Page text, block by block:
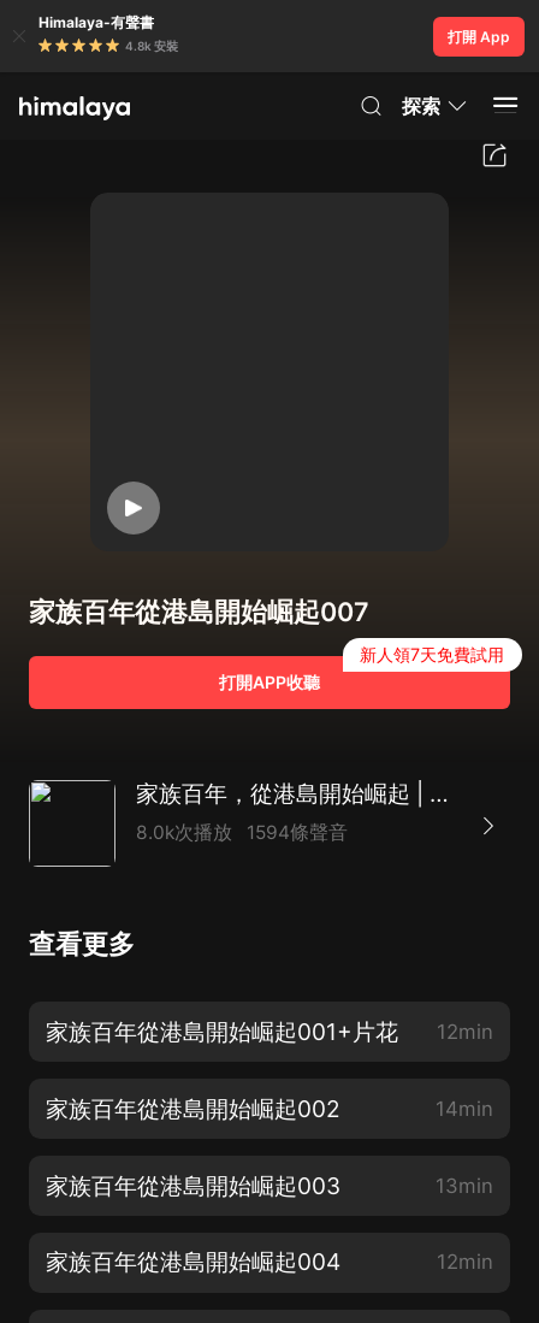
Himalaya-有聲書
4.8k 安裝
打開 App
探索
家族百年從港島開始崛起007
打開APP收聽
新人領7天免費試用
家族百年，從港島開始崛起 | 熱血爽文&重生
8.0k次播放 1594條聲音
查看更多
家族百年從港島開始崛起001+片花 12min
家族百年從港島開始崛起002 14min
家族百年從港島開始崛起003 13min
家族百年從港島開始崛起004 12min